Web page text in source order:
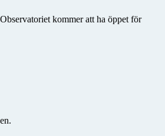
kommer att ha öppet för